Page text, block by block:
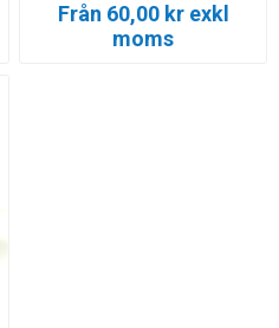
Från 60,00 kr exkl
moms